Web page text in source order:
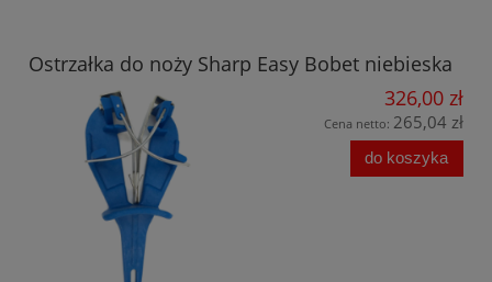
Ostrzałka do noży Sharp Easy Bobet niebieska
326,00 zł
Cena netto: 265,04 zł
do koszyka